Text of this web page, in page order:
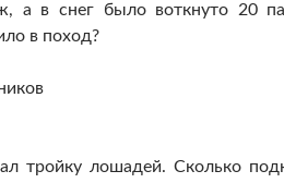
а в снег было воткнуто 20
в поход?
тройку лошадей. Сколько